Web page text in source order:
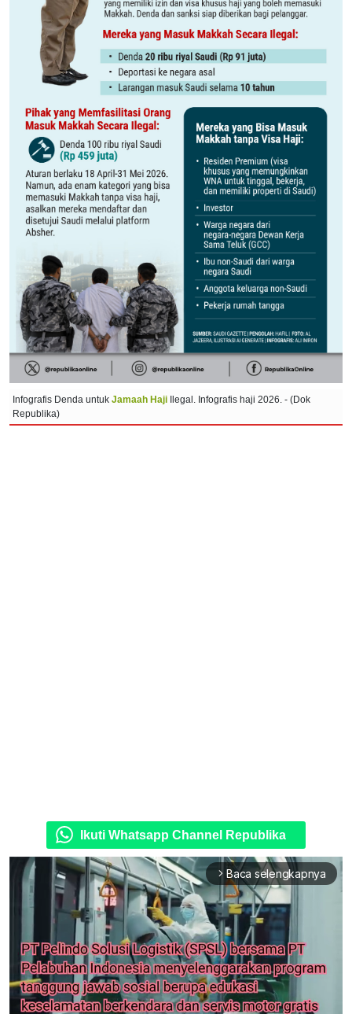
Infografis Denda untuk Jamaah Haji Ilegal. Infografis haji 2026. - (Dok
Republika)
Ikuti Whatsapp Channel Republika
arrow_forward_ios Baca selengkapnya